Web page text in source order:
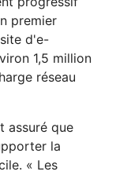
premier
d'e-
1,5 million
réseau
assuré que
la
« Les